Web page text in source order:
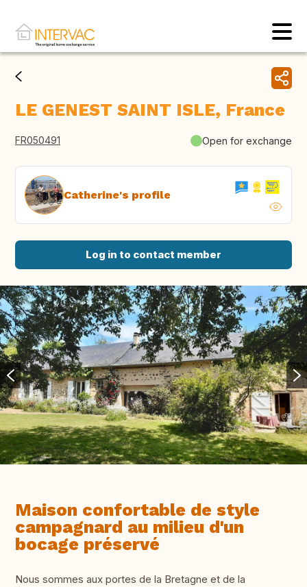
LE GENEST SAINT ISLE, France
FR050491 Open for exchange
Catherine's profile
Log in to contact member
Maison confortable de style
campagnard au milieu d'un
bocage préservé
Nous sommes aux portes de la Bretagne et de la